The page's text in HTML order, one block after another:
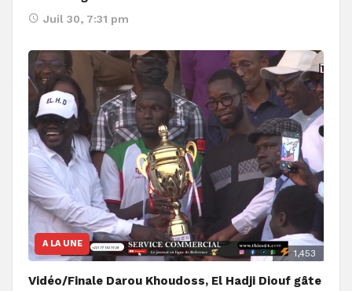
Juil 30, 7:31 pm
A LA UNE
1,453
Vidéo/Finale Darou Khoudoss, El Hadji Diouf gâte